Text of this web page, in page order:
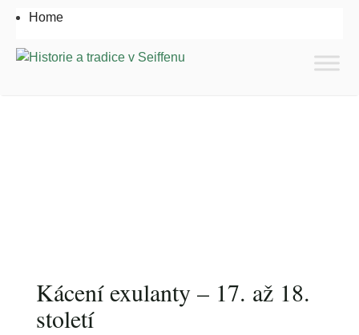
Home
Kácení exulanty – 17. až 18.
století